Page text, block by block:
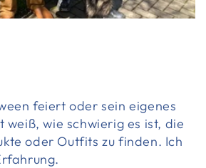
feiert oder sein eigenes
weiß, wie schwierig es ist, die
oder Outfits zu finden. Ich